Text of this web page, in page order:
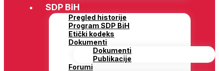
SDP BiH
Pregled historije
Program SDP BiH
Etički kodeks
Dokumenti
Dokumenti
Publikacije
Forumi